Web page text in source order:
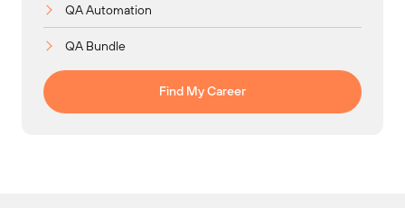
QA Automation
QA Bundle
Find My Career